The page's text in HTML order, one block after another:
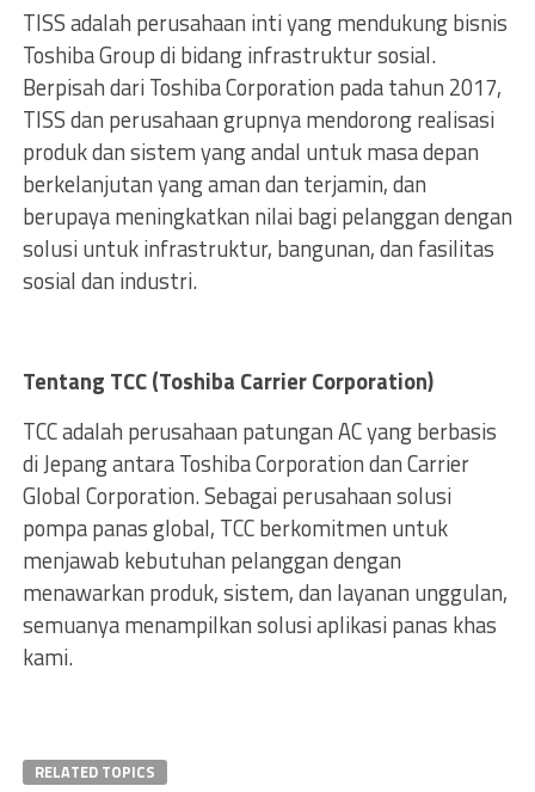
TISS adalah perusahaan inti yang mendukung bisnis
Toshiba Group di bidang infrastruktur sosial.
Berpisah dari Toshiba Corporation pada tahun 2017,
TISS dan perusahaan grupnya mendorong realisasi
produk dan sistem yang andal untuk masa depan
berkelanjutan yang aman dan terjamin, dan
berupaya meningkatkan nilai bagi pelanggan dengan
solusi untuk infrastruktur, bangunan, dan fasilitas
sosial dan industri.
Tentang TCC (Toshiba Carrier Corporation)
TCC adalah perusahaan patungan AC yang berbasis
di Jepang antara Toshiba Corporation dan Carrier
Global Corporation. Sebagai perusahaan solusi
pompa panas global, TCC berkomitmen untuk
menjawab kebutuhan pelanggan dengan
menawarkan produk, sistem, dan layanan unggulan,
semuanya menampilkan solusi aplikasi panas khas
kami.
RELATED TOPICS